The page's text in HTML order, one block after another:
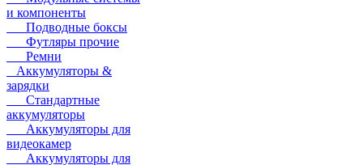
и компоненты
Подводные боксы
Футляры прочие
Ремни
Аккумуляторы &
зарядки
Стандартные
аккумуляторы
Аккумуляторы для
видеокамер
Аккумуляторы для